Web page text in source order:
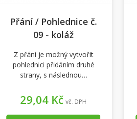
Přání / Pohlednice č.
09 - koláž
Z přání je možný vytvořit
pohlednici přidáním druhé
strany, s následnou…
29,04 Kč vč. DPH